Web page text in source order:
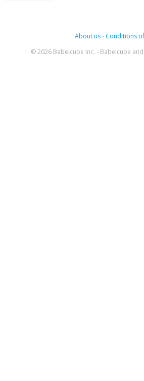
About us- Conditions
© 2026 Babelcube Inc. - Babelcube